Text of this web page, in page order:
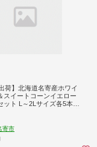
荷】北海道名寄産ホワイ
スイートコーンイエロー
ット L～2Lサイズ各5本計
ろこし 食べ比べ 旬 新
糖度 冷蔵 レビュー高評
寄市